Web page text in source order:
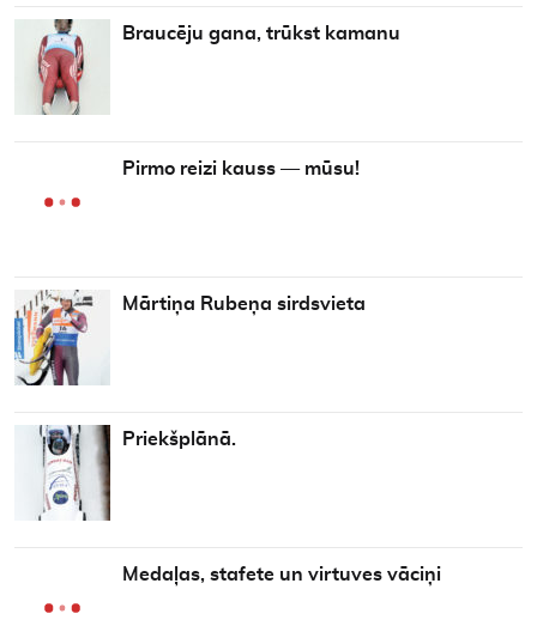
Braucēju gana, trūkst kamanu
Pirmo reizi kauss — mūsu!
Mārtiņa Rubeņa sirdsvieta
Priekšplānā.
Medaļas, stafete un virtuves vāciņi